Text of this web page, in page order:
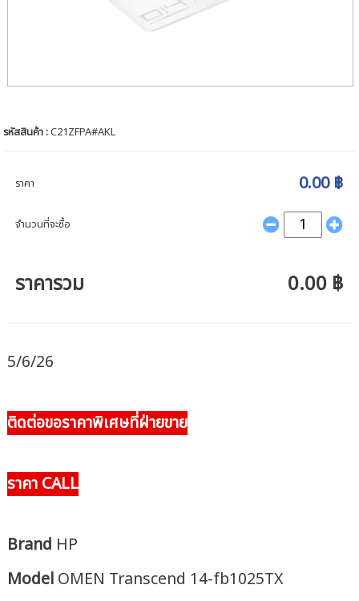
รหัสสินค้า :C21ZFPA#AKL
ราคา 0.00 ฿
จำนวนที่จะซื้อ
ราคารวม 0.00 ฿
5/6/26
ติดต่อขอราคาพิเศษที่ฝ่ายขาย
ราคา CALL
Brand HP
Model OMEN Transcend 14-fb1025TX